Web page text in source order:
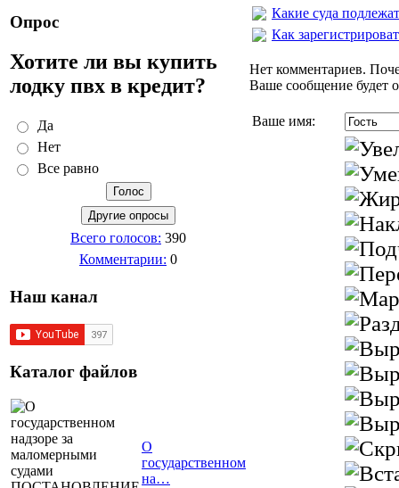
Опрос
Хотите ли вы купить
лодку пвх в кредит?
Да
Нет
Все равно
Всего голосов: 390
Комментарии: 0
Наш канал
Каталог файлов
О
государственном
на…
Какие суда
Как
Нет комментариев.
Ваше сообщение будет
Ваше имя: